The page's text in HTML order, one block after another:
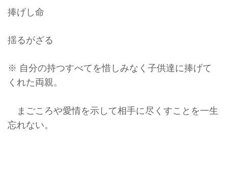
捧げし命
揺るがざる
※ 自分の持つすべてを惜しみなく子供達に捧げて
くれた両親。
まごころや愛情を示して相手に尽くすことを一生
忘れない。